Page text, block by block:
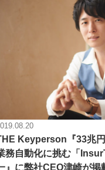
Keyperson『33兆
務自動化に挑む「
』に弊社CEO津崎が掲